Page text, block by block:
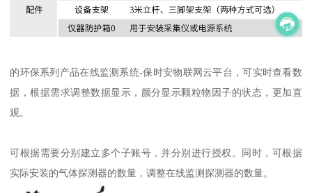
的环保系列产品在线监测系统-保时安物联网云平台，可实时查看数
据，根据需求调整数据显示，颜分显示颗粒物因子的状态，更加直
观。
可根据需要分别建立多个子账号，并分别进行授权。同时，可根据
实际安装的气体探测器的数量，调整在线监测探测器的数量。